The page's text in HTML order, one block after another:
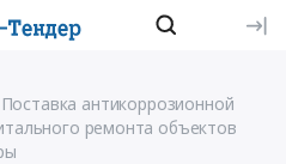
антикоррозионной
ремонта объектов